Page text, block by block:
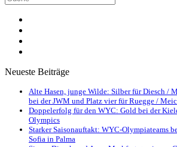
Neueste Beiträge
Alte Hasen, junge Wilde: Silber für Diesch /
bei der JWM und Platz vier für Ruegge /
Doppelerfolg für den WYC: Gold bei der
Olympics
Starker Saisonauftakt: WYC-Olympiateams
Sofia in Palma